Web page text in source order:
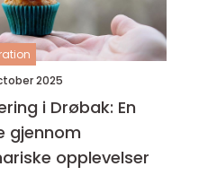
2025
i Drøbak: En
gjennom
opplevelser